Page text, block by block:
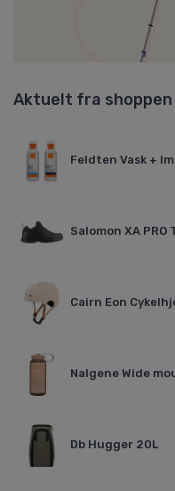
Aktuelt fra shoppen
Feldten Vask +
Salomon XA PRO
Cairn Eon
Nalgene Wide
Db Hugger 20L